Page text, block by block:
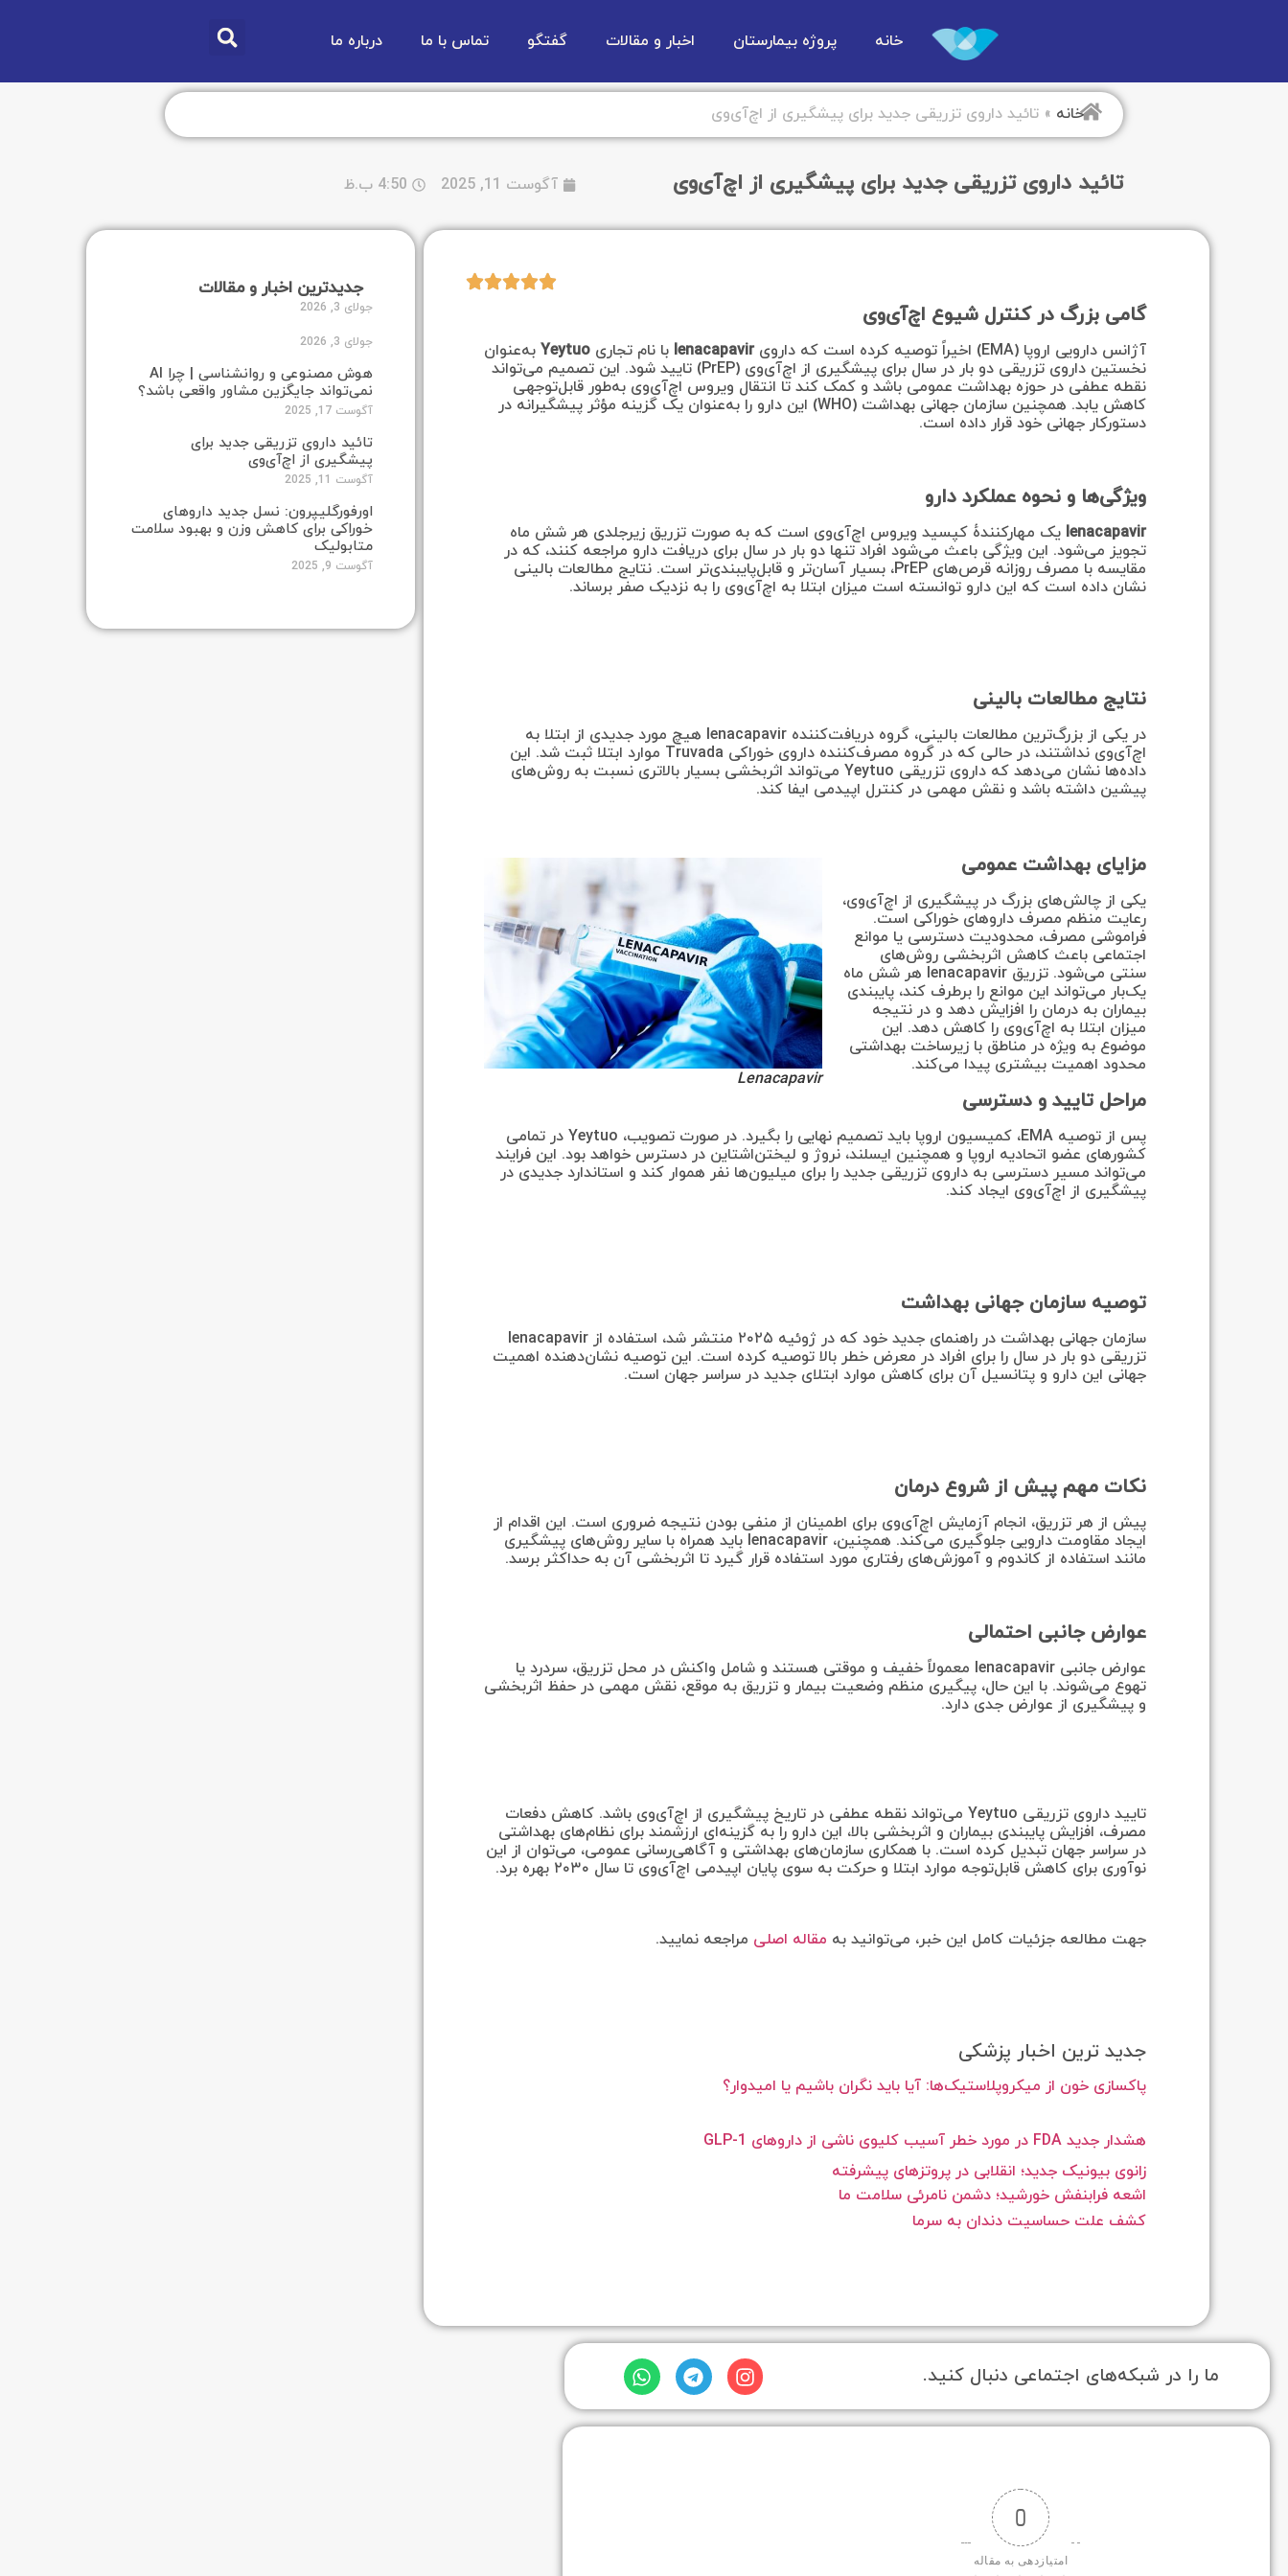
خانه پروژه بیمارستان اخبار و مقالات گفتگو تماس با ما درباره ما
خانه » تائید داروی تزریقی جدید برای پیشگیری از اچ‌آی‌وی
تائید داروی تزریقی جدید برای پیشگیری از اچ‌آی‌وی آگوست 11, 2025 4:50 ب.ظ
گامی بزرگ در کنترل شیوع اچ‌آی‌وی
آژانس دارویی اروپا (EMA) اخیراً توصیه کرده است که داروی lenacapavir با نام تجاریYeytuo به‌عنوان
نخستین داروی تزریقی دو بار در سال برای پیشگیری از اچ‌آی‌وی (PrEP) تایید شود. این تصمیم می‌تواند
نقطه عطفی در حوزه بهداشت عمومی باشد و کمک کند تا انتقال ویروس اچ‌آی‌وی به‌طور قابل‌توجهی
کاهش یابد. همچنین سازمان جهانی بهداشت (WHO) این دارو را به‌عنوان یک گزینه مؤثر پیشگیرانه در
دستورکار جهانی خود قرار داده است.
ویژگی‌ها و نحوه عملکرد دارو
lenacapavir یک مهارکنندهٔ کپسید ویروس اچ‌آی‌وی است که به صورت تزریق زیرجلدی هر شش ماه
تجویز می‌شود. این ویژگی باعث می‌شود افراد تنها دو بار در سال برای دریافت دارو مراجعه کنند، که در
مقایسه با مصرف روزانه قرص‌های PrEP، بسیار آسان‌تر و قابل‌پایبندی‌تر است. نتایج مطالعات بالینی
نشان داده است که این دارو توانسته است میزان ابتلا به اچ‌آی‌وی را به نزدیک صفر برساند.
نتایج مطالعات بالینی
در یکی از بزرگ‌ترین مطالعات بالینی، گروه دریافت‌کننده lenacapavir هیچ مورد جدیدی از ابتلا به
اچ‌آی‌وی نداشتند، در حالی که در گروه مصرف‌کننده داروی خوراکی Truvada موارد ابتلا ثبت شد. این
داده‌ها نشان می‌دهد که داروی تزریقی Yeytuo می‌تواند اثربخشی بسیار بالاتری نسبت به روش‌های
پیشین داشته باشد و نقش مهمی در کنترل اپیدمی ایفا کند.
Lenacapavir
مزایای بهداشت عمومی
یکی از چالش‌های بزرگ در پیشگیری از اچ‌آی‌وی،
رعایت منظم مصرف داروهای خوراکی است.
فراموشی مصرف، محدودیت دسترسی یا موانع
اجتماعی باعث کاهش اثربخشی روش‌های
سنتی می‌شود. تزریق lenacapavir هر شش ماه
یک‌بار می‌تواند این موانع را برطرف کند، پایبندی
بیماران به درمان را افزایش دهد و در نتیجه
میزان ابتلا به اچ‌آی‌وی را کاهش دهد. این
موضوع به ویژه در مناطق با زیرساخت بهداشتی
محدود اهمیت بیشتری پیدا می‌کند.
مراحل تایید و دسترسی
پس از توصیه EMA، کمیسیون اروپا باید تصمیم نهایی را بگیرد. در صورت تصویب، Yeytuo در تمامی
کشورهای عضو اتحادیه اروپا و همچنین ایسلند، نروژ و لیختن‌اشتاین در دسترس خواهد بود. این فرایند
می‌تواند مسیر دسترسی به داروی تزریقی جدید را برای میلیون‌ها نفر هموار کند و استاندارد جدیدی در
پیشگیری از اچ‌آی‌وی ایجاد کند.
توصیه سازمان جهانی بهداشت
سازمان جهانی بهداشت در راهنمای جدید خود که در ژوئیه ۲۰۲۵ منتشر شد، استفاده از lenacapavir
تزریقی دو بار در سال را برای افراد در معرض خطر بالا توصیه کرده است. این توصیه نشان‌دهنده اهمیت
جهانی این دارو و پتانسیل آن برای کاهش موارد ابتلای جدید در سراسر جهان است.
نکات مهم پیش از شروع درمان
پیش از هر تزریق، انجام آزمایش اچ‌آی‌وی برای اطمینان از منفی بودن نتیجه ضروری است. این اقدام از
ایجاد مقاومت دارویی جلوگیری می‌کند. همچنین، lenacapavir باید همراه با سایر روش‌های پیشگیری
مانند استفاده از کاندوم و آموزش‌های رفتاری مورد استفاده قرار گیرد تا اثربخشی آن به حداکثر برسد.
عوارض جانبی احتمالی
عوارض جانبی lenacapavir معمولاً خفیف و موقتی هستند و شامل واکنش در محل تزریق، سردرد یا
تهوع می‌شوند. با این حال، پیگیری منظم وضعیت بیمار و تزریق به موقع، نقش مهمی در حفظ اثربخشی
و پیشگیری از عوارض جدی دارد.
تایید داروی تزریقی Yeytuo می‌تواند نقطه عطفی در تاریخ پیشگیری از اچ‌آی‌وی باشد. کاهش دفعات
مصرف، افزایش پایبندی بیماران و اثربخشی بالا، این دارو را به گزینه‌ای ارزشمند برای نظام‌های بهداشتی
در سراسر جهان تبدیل کرده است. با همکاری سازمان‌های بهداشتی و آگاهی‌رسانی عمومی، می‌توان از این
نوآوری برای کاهش قابل‌توجه موارد ابتلا و حرکت به سوی پایان اپیدمی اچ‌آی‌وی تا سال ۲۰۳۰ بهره برد.
جهت مطالعه جزئیات کامل این خبر، می‌توانید به مقاله اصلی مراجعه نمایید.
جدید ترین اخبار پزشکی
پاکسازی خون از میکروپلاستیک‌ها: آیا باید نگران باشیم یا امیدوار؟
هشدار جدید FDA در مورد خطر آسیب کلیوی ناشی از داروهای GLP-1
زانوی بیونیک جدید؛ انقلابی در پروتزهای پیشرفته
اشعه فرابنفش خورشید؛ دشمن نامرئی سلامت ما
کشف علت حساسیت دندان به سرما
جدیدترین اخبار و مقالات
جولای 3, 2026
جولای 3, 2026
هوش مصنوعی و روانشناسی | چرا AI
نمی‌تواند جایگزین مشاور واقعی باشد؟
آگوست 17, 2025
تائید داروی تزریقی جدید برای
پیشگیری از اچ‌آی‌وی
آگوست 11, 2025
اورفورگلیپرون: نسل جدید داروهای
خوراکی برای کاهش وزن و بهبود سلامت
متابولیک
آگوست 9, 2025
ما را در شبکه‌های اجتماعی دنبال کنید.
0
امتیازدهی به مقاله